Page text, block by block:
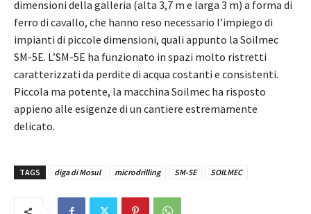
dimensioni della galleria (alta 3,7 m e larga 3 m) a forma di
ferro di cavallo, che hanno reso necessario l’impiego di
impianti di piccole dimensioni, quali appunto la Soilmec
SM-5E. L’SM-5E ha funzionato in spazi molto ristretti
caratterizzati da perdite di acqua costanti e consistenti.
Piccola ma potente, la macchina Soilmec ha risposto
appieno alle esigenze di un cantiere estremamente
delicato.
TAGS diga di Mosul microdrilling SM-5E SOILMEC